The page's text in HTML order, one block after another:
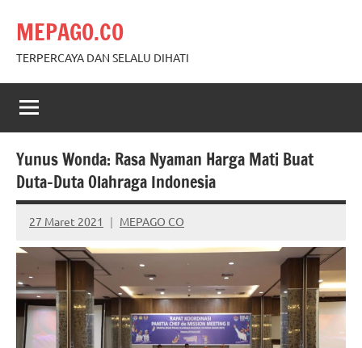
content
MEPAGO.CO
TERPERCAYA DAN SELALU DIHATI
Yunus Wonda: Rasa Nyaman Harga Mati Buat
Duta-Duta Olahraga Indonesia
27 Maret 2021 MEPAGO CO
No
comments